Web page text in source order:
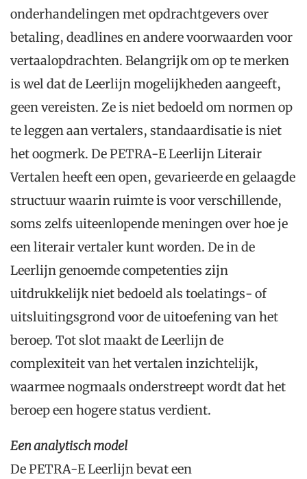
onderhandelingen met opdrachtgevers over
betaling, deadlines en andere voorwaarden voor
vertaalopdrachten. Belangrijk om op te merken
is wel dat de Leerlijn mogelijkheden aangeeft,
geen vereisten. Ze is niet bedoeld om normen op
te leggen aan vertalers, standaardisatie is niet
het oogmerk. De PETRA-E Leerlijn Literair
Vertalen heeft een open, gevarieerde en gelaagde
structuur waarin ruimte is voor verschillende,
soms zelfs uiteenlopende meningen over hoe je
een literair vertaler kunt worden. De in de
Leerlijn genoemde competenties zijn
uitdrukkelijk niet bedoeld als toelatings- of
uitsluitingsgrond voor de uitoefening van het
beroep. Tot slot maakt de Leerlijn de
complexiteit van het vertalen inzichtelijk,
waarmee nogmaals onderstreept wordt dat het
beroep een hogere status verdient.
Een analytisch model
De PETRA-E Leerlijn bevat een